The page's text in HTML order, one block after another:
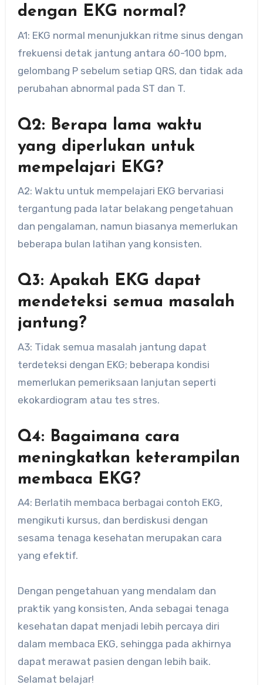
dengan EKG normal?
A1: EKG normal menunjukkan ritme sinus dengan
frekuensi detak jantung antara 60-100 bpm,
gelombang P sebelum setiap QRS, dan tidak ada
perubahan abnormal pada ST dan T.
Q2: Berapa lama waktu
yang diperlukan untuk
mempelajari EKG?
A2: Waktu untuk mempelajari EKG bervariasi
tergantung pada latar belakang pengetahuan
dan pengalaman, namun biasanya memerlukan
beberapa bulan latihan yang konsisten.
Q3: Apakah EKG dapat
mendeteksi semua masalah
jantung?
A3: Tidak semua masalah jantung dapat
terdeteksi dengan EKG; beberapa kondisi
memerlukan pemeriksaan lanjutan seperti
ekokardiogram atau tes stres.
Q4: Bagaimana cara
meningkatkan keterampilan
membaca EKG?
A4: Berlatih membaca berbagai contoh EKG,
mengikuti kursus, dan berdiskusi dengan
sesama tenaga kesehatan merupakan cara
yang efektif.
Dengan pengetahuan yang mendalam dan
praktik yang konsisten, Anda sebagai tenaga
kesehatan dapat menjadi lebih percaya diri
dalam membaca EKG, sehingga pada akhirnya
dapat merawat pasien dengan lebih baik.
Selamat belajar!